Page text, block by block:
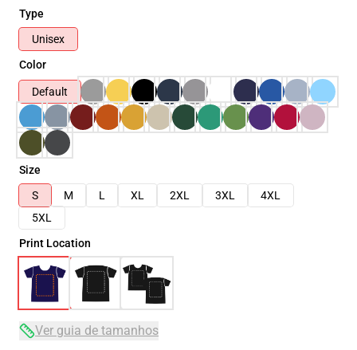
Type
Unisex
Color
Default
Size
S
M L XL 2XL 3XL
4XL
5XL
Print Location
Ver guia de tamanhos